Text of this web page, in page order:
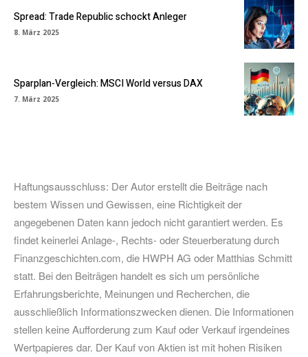
Spread: Trade Republic schockt Anleger
8. März 2025
Sparplan-Vergleich: MSCI World versus DAX
7. März 2025
Haftungsausschluss: Der Autor erstellt die Beiträge nach
bestem Wissen und Gewissen, eine Richtigkeit der
angegebenen Daten kann jedoch nicht garantiert werden. Es
findet keinerlei Anlage-, Rechts- oder Steuerberatung durch
Finanzgeschichten.com, die HWPH AG oder Matthias Schmitt
statt. Bei den Beiträgen handelt es sich um persönliche
Erfahrungsberichte, Meinungen und Recherchen, die
ausschließlich Informationszwecken dienen. Die Informationen
stellen keine Aufforderung zum Kauf oder Verkauf irgendeines
Wertpapieres dar. Der Kauf von Aktien ist mit hohen Risiken